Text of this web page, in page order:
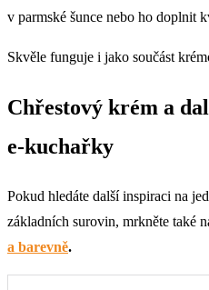
v parmské šunce nebo ho doplnit
Skvěle funguje i jako součást
Chřestový krém a
e-kuchařky
Pokud hledáte další inspiraci na
základních surovin, mrkněte také
a barevně.